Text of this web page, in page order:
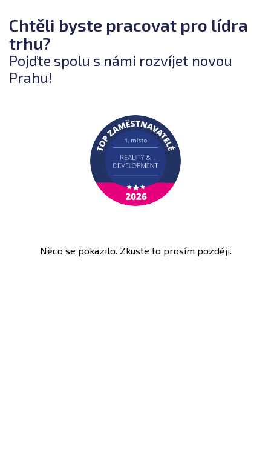
Chtěli byste pracovat pro lídra
trhu?
Pojďte spolu s námi rozvíjet novou
Prahu!
Něco se pokazilo. Zkuste to prosím později.